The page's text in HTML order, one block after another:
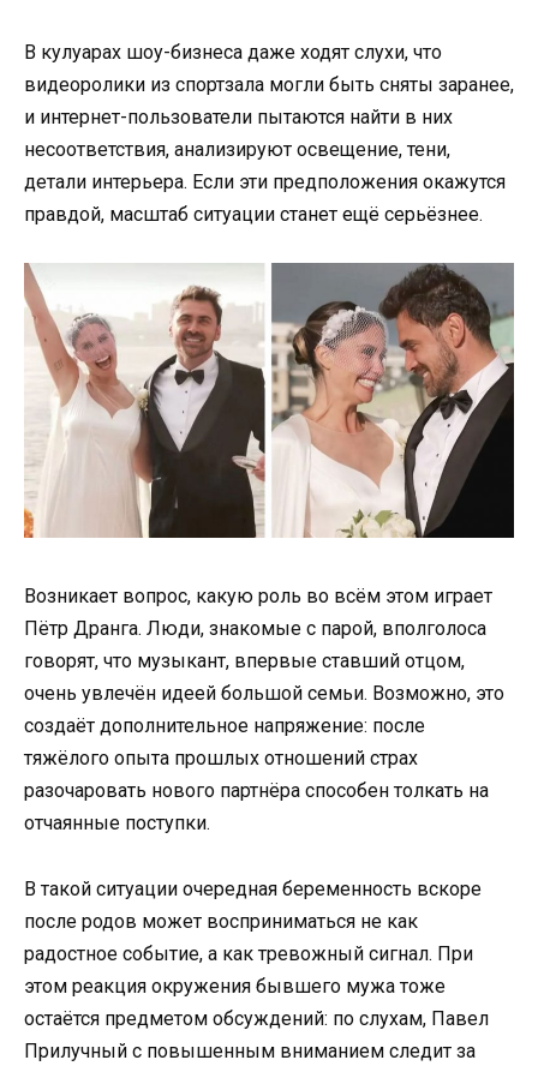
В кулуарах шоу-бизнеса даже ходят слухи, что
видеоролики из спортзала могли быть сняты заранее,
и интернет-пользователи пытаются найти в них
несоответствия, анализируют освещение, тени,
детали интерьера. Если эти предположения окажутся
правдой, масштаб ситуации станет ещё серьёзнее.
Возникает вопрос, какую роль во всём этом играет
Пётр Дранга. Люди, знакомые с парой, вполголоса
говорят, что музыкант, впервые ставший отцом,
очень увлечён идеей большой семьи. Возможно, это
создаёт дополнительное напряжение: после
тяжёлого опыта прошлых отношений страх
разочаровать нового партнёра способен толкать на
отчаянные поступки.
В такой ситуации очередная беременность вскоре
после родов может восприниматься не как
радостное событие, а как тревожный сигнал. При
этом реакция окружения бывшего мужа тоже
остаётся предметом обсуждений: по слухам, Павел
Прилучный с повышенным вниманием следит за